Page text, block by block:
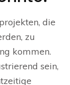
die
zu
kommen.
sein,